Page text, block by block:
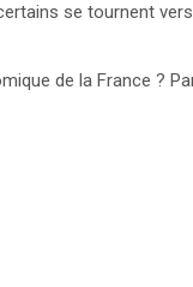
se tournent
de la France ?